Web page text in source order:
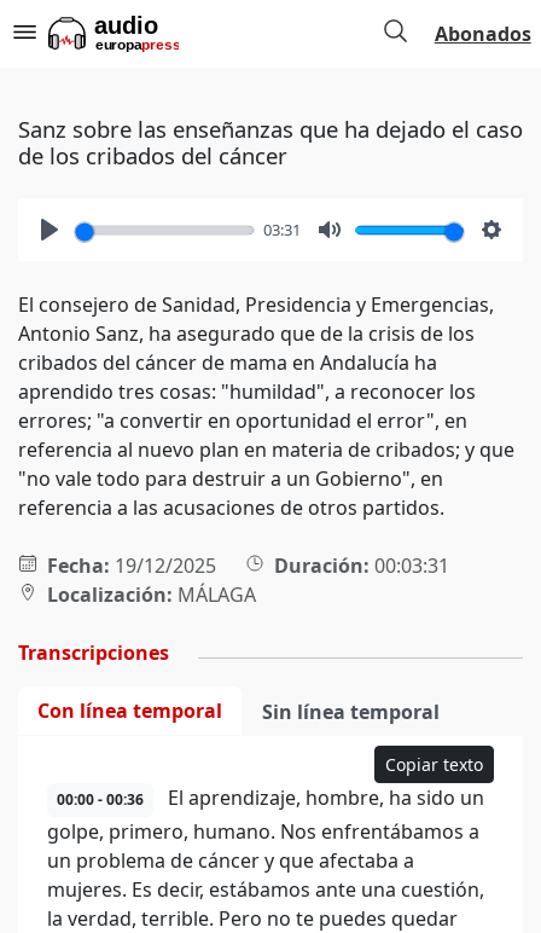
Abonados
Sanz sobre las enseñanzas que ha dejado el caso
de los cribados del cáncer
03:31
El consejero de Sanidad, Presidencia y Emergencias,
Antonio Sanz, ha asegurado que de la crisis de los
cribados del cáncer de mama en Andalucía ha
aprendido tres cosas: "humildad", a reconocer los
errores; "a convertir en oportunidad el error", en
referencia al nuevo plan en materia de cribados; y que
"no vale todo para destruir a un Gobierno", en
referencia a las acusaciones de otros partidos.
Fecha: 19/12/2025 Duración: 00:03:31
Localización: MÁLAGA
Transcripciones
Con línea temporal Sin línea temporal
Copiar texto
00:00 - 00:36
El aprendizaje, hombre, ha sido un
golpe, primero, humano. Nos enfrentábamos a
un problema de cáncer y que afectaba a
mujeres. Es decir, estábamos ante una cuestión,
la verdad, terrible. Pero no te puedes quedar